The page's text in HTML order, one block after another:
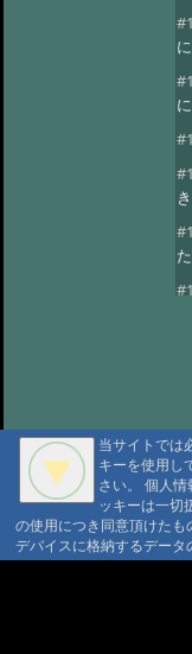
た
当サイトでは
キーを使用し
さい。 個人
ッキーは一切
の使用につき同意頂けた
デバイスに格納するデータ